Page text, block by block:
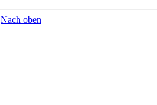
Nach oben